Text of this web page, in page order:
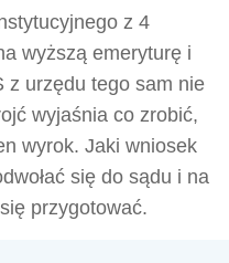
z 4
wyższą emeryturę i
z urzędu tego sam nie
wyjaśnia co zrobić,
wyrok. Jaki wniosek
się do sądu i na
przygotować.